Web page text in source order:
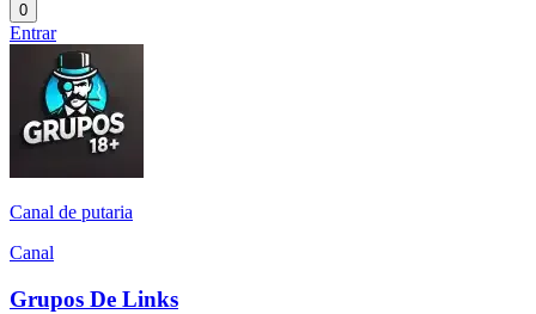
0
Entrar
Canal de putaria
Canal
Grupos De Links